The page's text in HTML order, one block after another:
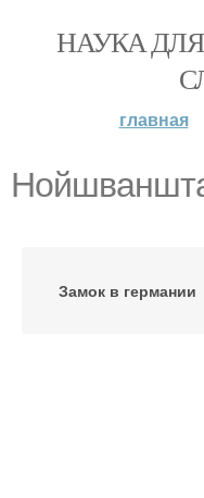
НАУКА
главная
Замок в германии